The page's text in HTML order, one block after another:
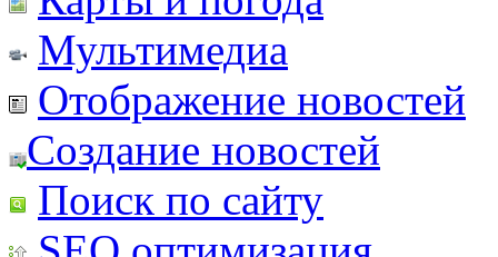
Мультимедиа
Отображение новостей
Создание новостей
Поиск по сайту